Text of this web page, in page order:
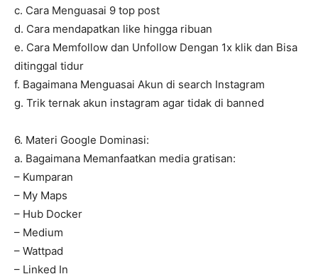
c. Cara Menguasai 9 top post
d. Cara mendapatkan like hingga ribuan
e. Cara Memfollow dan Unfollow Dengan 1x klik dan Bisa
ditinggal tidur
f. Bagaimana Menguasai Akun di search Instagram
g. Trik ternak akun instagram agar tidak di banned
6. Materi Google Dominasi:
a. Bagaimana Memanfaatkan media gratisan:
– Kumparan
– My Maps
– Hub Docker
– Medium
– Wattpad
– Linked In